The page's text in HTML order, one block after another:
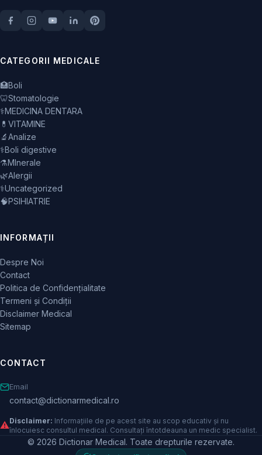
CATEGORII MEDICALE
🏥Boli
🦷Stomatologie
⚕️MEDICINA DENTARA
💊 VITAMINE
🔬Analize
⚕️Boli digestive
⚗️MInerale
🌿Alergii
⚕️Uncategorized
🧠PSIHIATRIE
INFORMAȚII
Despre Noi
Contact
Politica de Confidențialitate
Termeni și Condiții
Disclaimer Medical
Sitemap
CONTACT
Email
contact@dictionarmedical.ro
⚠️Disclaimer: Informațiile de pe acest site au scop educativ și nu
înlocuiesc consultul medical. Consultați întotdeauna un medic specialist.
© 2026 Dictionar Medical. Toate drepturile rezervate.